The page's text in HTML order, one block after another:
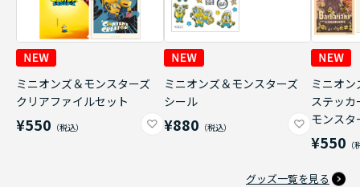
ミニオンズ＆モンスターズ
クリアファイルセット
¥550
ミニオンズ＆モンスターズ
シール
¥880
ミニオ
ステッ
モンスタ
¥550
グッズ一覧を見る